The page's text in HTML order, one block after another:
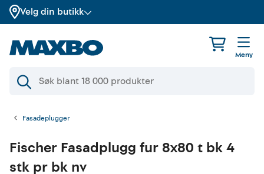
Velg din butikk
Meny
Fasadeplugger
Fischer Fasadplugg fur 8x80 t bk 4
stk pr bk nv